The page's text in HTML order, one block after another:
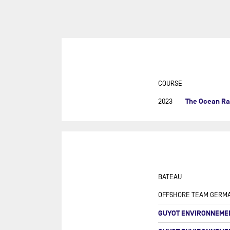
COURSE
2023 The Ocean
BATEAU
OFFSHORE TEAM
GUYOT